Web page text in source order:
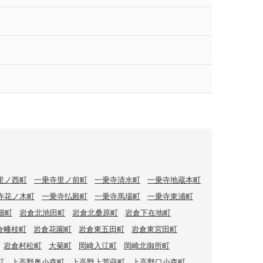
ノ西町 一乗寺里ノ前町 一乗寺清水町
一乗寺地蔵本町
花ノ木町 一乗寺払殿町 一乗寺馬場町
一乗寺東浦町
町 岩倉北池田町 岩倉北桑原町
岩倉下在地町
幡枝町 岩倉花園町 岩倉東五田町
岩倉東宮田町
岩倉村松町 大菊町 岡崎入江町
岡崎北御所町